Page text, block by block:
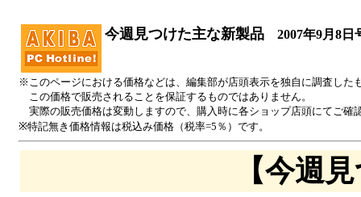
今週見つけた主な新製品 2007年9月8日
※このページにおける価格などは、編集部が店頭表示を独自に調査した
この価格で販売されることを保証するものではありません。
実際の販売価格は変動しますので、購入時に各ショップ店頭にてご確
※特記無き価格情報は税込み価格（税率=5％）です。
【今週